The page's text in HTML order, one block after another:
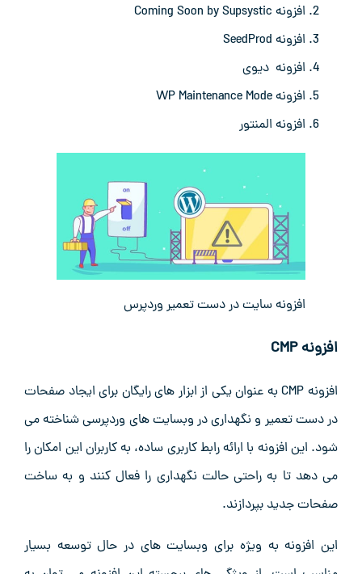
افزونه Coming Soon by Supsystic
افزونه SeedProd
افزونه دیوی
افزونه WP Maintenance Mode
افزونه المنتور
افزونه سایت در دست تعمیر وردپرس
افزونهCMP
افزونه CMP به عنوان یکی از ابزار های رایگان برای ایجاد صفحات
در دست تعمیر و نگهداری در وبسایت‌ های وردپرسی شناخته می
‌شود. این افزونه با ارائه رابط کاربری ساده، به کاربران این امکان را
می ‌دهد تا به راحتی حالت نگهداری را فعال کنند و به ساخت
صفحات جدید بپردازند.
این افزونه به ویژه برای وبسایت ‌های در حال توسعه بسیار